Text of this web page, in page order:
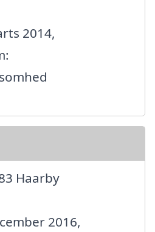
2014,
Haarby
2016,